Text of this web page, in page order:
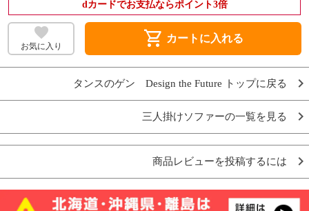
dカードでお支払ならポイント3倍
お気に入り shopping_cart カートに入れる
タンスのゲン Design the Future トップに戻る
三人掛けソファーの一覧を見る
商品レビューを投稿するには